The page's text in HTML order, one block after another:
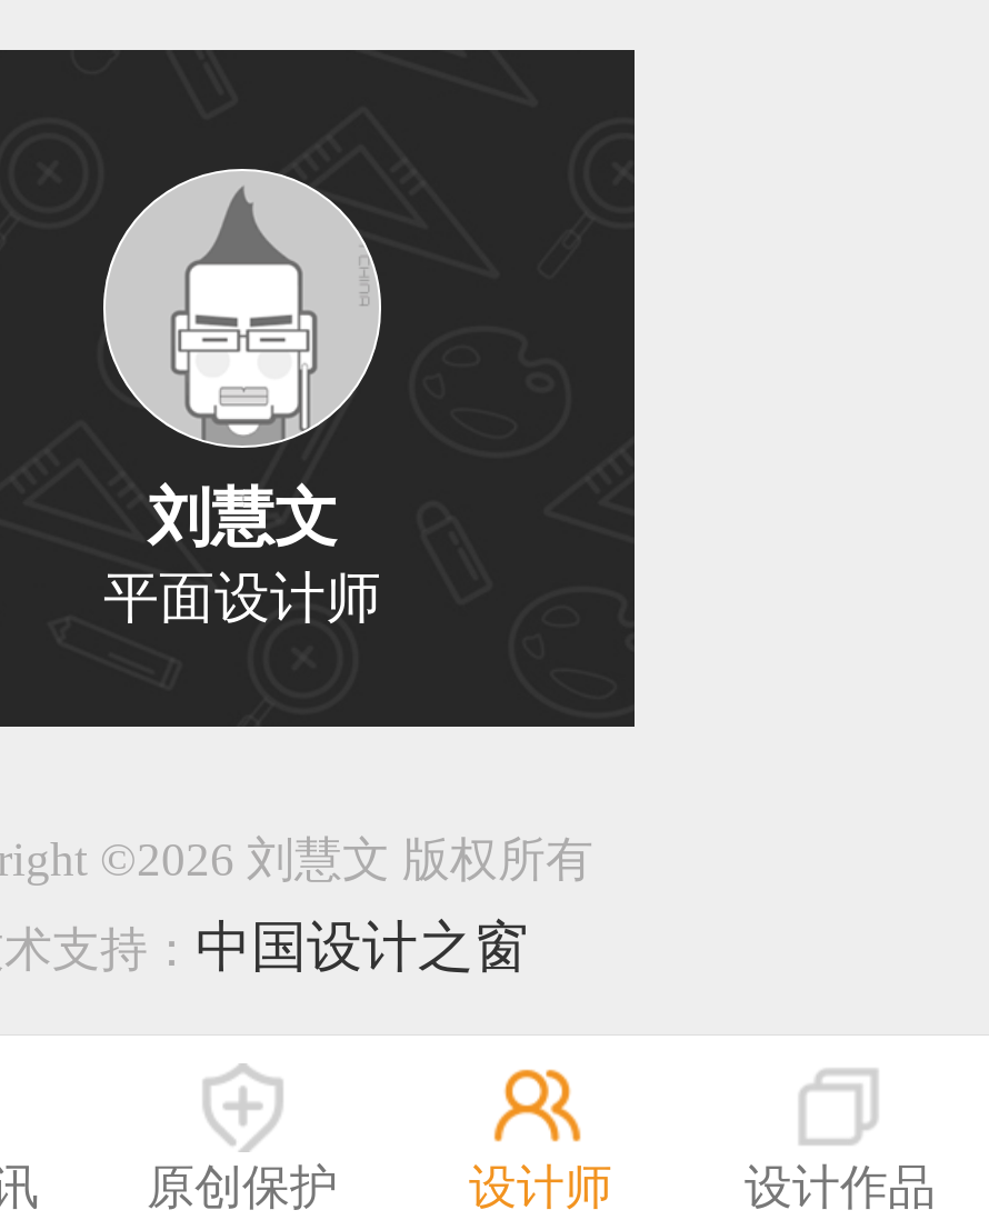
用户作品已成功备案！
用户作品已成功备案！
用户作品已成功备案！
用户作品已成功备案！
用户作品已成功备案！
用户作品已成功备案！
用户作品已成功备案！
用户作品已成功备案！
刘慧文
平面设计师
©2026 刘慧文 版权所有
支持： 中国设计之窗
原创保护 设计师 设计作品